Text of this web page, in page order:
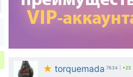
★ torquemada 7634 +23